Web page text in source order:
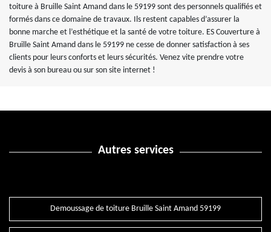
toiture à Bruille Saint Amand dans le 59199 sont des personnels qualifiés et
formés dans ce domaine de travaux. Ils restent capables d’assurer la
bonne marche et l’esthétique et la santé de votre toiture. ES Couverture à
Bruille Saint Amand dans le 59199 ne cesse de donner satisfaction à ses
clients pour leurs conforts et leurs sécurités. Venez vite prendre votre
devis à son bureau ou sur son site internet !
Autres services
Demoussage de toiture Bruille Saint Amand 59199